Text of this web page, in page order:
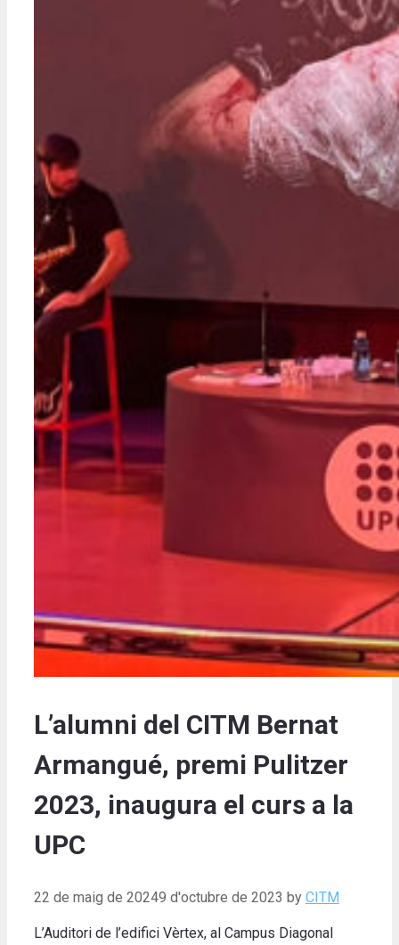
L’alumni del CITM Bernat
Armangué, premi Pulitzer
2023, inaugura el curs a la
UPC
22 de maig de 20249 d'octubre de 2023 by CITM
L’Auditori de l’edifici Vèrtex, al Campus Diagonal